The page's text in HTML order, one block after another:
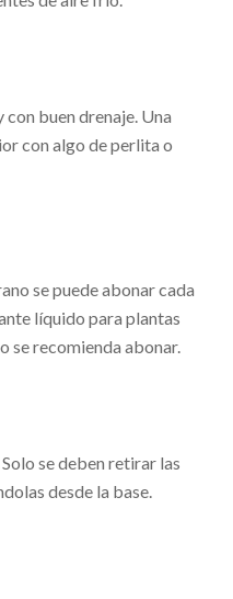
buen drenaje. Una
con algo de perlita o
se puede abonar cada
líquido para plantas
se recomienda abonar.
se deben retirar las
desde la base.